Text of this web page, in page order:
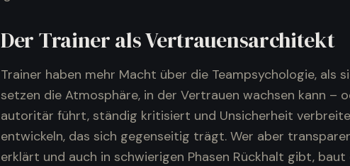
Der Trainer als Vertrauensarchitekt
Trainer haben mehr Macht über die Teampsychologie, als
setzen die Atmosphäre, in der Vertrauen wachsen kann –
autoritär führt, ständig kritisiert und Unsicherheit
entwickeln, das sich gegenseitig trägt. Wer aber
erklärt und auch in schwierigen Phasen Rückhalt gibt, baut